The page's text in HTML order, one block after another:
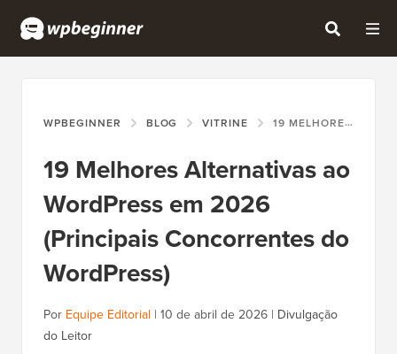
WPBEGINNER BLOG VITRINE 19 MELHORES ALTERNATIVAS AO WORDPRESS EM 2026 (PRINCIPAIS CONCORRENTES DO WORDPRESS)
19 Melhores Alternativas ao
WordPress em 2026
(Principais Concorrentes do
WordPress)
Por Equipe Editorial | 10 de abril de 2026 | Divulgação
do Leitor